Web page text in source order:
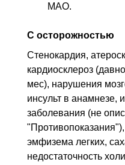
МАО.
С осторожностью
Стенокардия,
кардиосклероз
мес), нарушения
инсульт в анамнезе,
заболевания (не
эмфизема легких,
недостаточность